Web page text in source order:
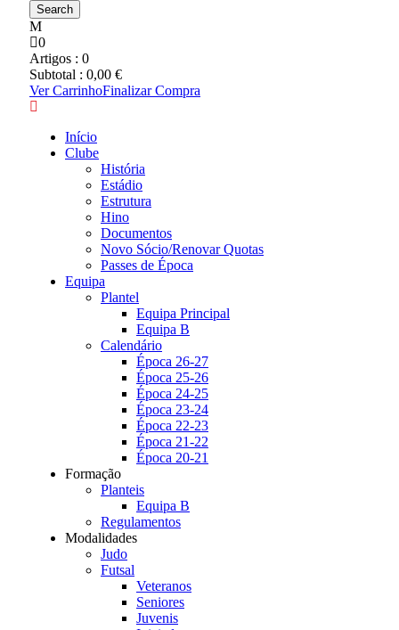
0
Artigos : 0
Subtotal : 0,00 €
Ver CarrinhoFinalizar Compra
Início
Clube
História
Estádio
Estrutura
Hino
Documentos
Novo Sócio/Renovar Quotas
Passes de Época
Equipa
Plantel
Equipa Principal
Equipa B
Calendário
Época 26-27
Época 25-26
Época 24-25
Época 23-24
Época 22-23
Época 21-22
Época 20-21
Formação
Planteis
Equipa B
Regulamentos
Modalidades
Judo
Futsal
Veteranos
Seniores
Juvenis